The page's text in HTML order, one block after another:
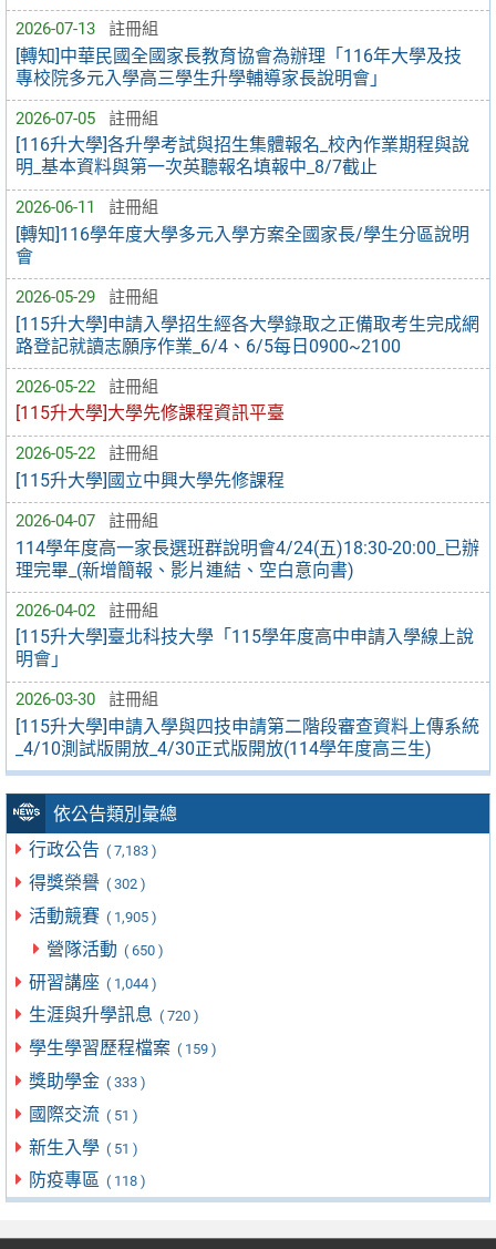
2026-07-13 註冊組
[轉知]中華民國全國家長教育協會為辦理「116年大學及技
專校院多元入學高三學生升學輔導家長說明會」
2026-07-05 註冊組
[116升大學]各升學考試與招生集體報名_校內作業期程與說
明_基本資料與第一次英聽報名填報中_8/7截止
2026-06-11 註冊組
[轉知]116學年度大學多元入學方案全國家長/學生分區說明
會
2026-05-29 註冊組
[115升大學]申請入學招生經各大學錄取之正備取考生完成網
路登記就讀志願序作業_6/4、6/5每日0900~2100
2026-05-22 註冊組
[115升大學]大學先修課程資訊平臺
2026-05-22 註冊組
[115升大學]國立中興大學先修課程
2026-04-07 註冊組
114學年度高一家長選班群說明會4/24(五)18:30-20:00_已辦
理完畢_(新增簡報、影片連結、空白意向書)
2026-04-02 註冊組
[115升大學]臺北科技大學「115學年度高中申請入學線上說
明會」
2026-03-30 註冊組
[115升大學]申請入學與四技申請第二階段審查資料上傳系統
_4/10測試版開放_4/30正式版開放(114學年度高三生)
依公告類別彙總
行政公告 ( 7,183 )
得獎榮譽 ( 302 )
活動競賽 ( 1,905 )
營隊活動 ( 650 )
研習講座 ( 1,044 )
生涯與升學訊息 ( 720 )
學生學習歷程檔案 ( 159 )
獎助學金 ( 333 )
國際交流 ( 51 )
新生入學 ( 51 )
防疫專區 ( 118 )